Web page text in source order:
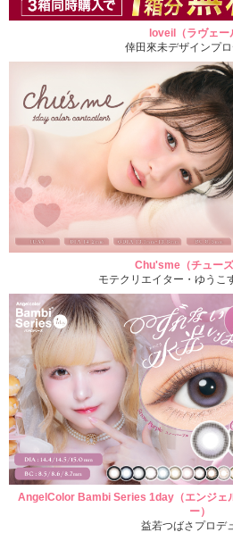
loveil（ラヴェー
倖田來未デザインプ
Chu'sme（チューズ
モテクリエイター・ゆうこ
AngelColor Bambi Series 1day（エンジェ
ー）
益若つばさプロデ